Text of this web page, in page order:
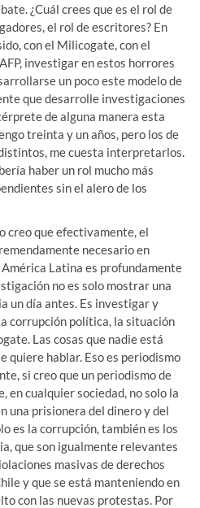
¿Cuál crees que es el rol de
el rol de escritores? En
con el Milicogate, con el
investigar en estos horrores
un poco este modelo de
que desarrolle investigaciones
de alguna manera esta
treinta y un años, pero los de
me cuesta interpretarlos.
haber un rol mucho más
sin el alero de los
creo que efectivamente, el
necesario en
Latina es profundamente
no es solo mostrar una
un día antes. Es investigar y
corrupción política, la situación
Las cosas que nadie está
quiere hablar. Eso es periodismo
si creo que un periodismo de
en cualquier sociedad, no solo la
una prisionera del dinero y del
es la corrupción, también es los
que son igualmente relevantes
masivas de derechos
y que se está manteniendo en
con las nuevas protestas. Por